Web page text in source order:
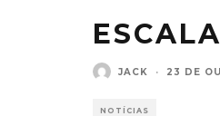
JACK · 23 DE
NOTÍCIAS